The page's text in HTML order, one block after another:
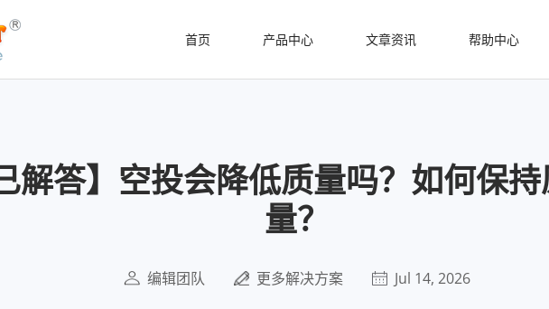
首页 产品中心 文章资讯 帮助中心
已解答】空投会降低质量吗？如何保
量？
编辑团队 更多解决方案 Jul 14, 2026